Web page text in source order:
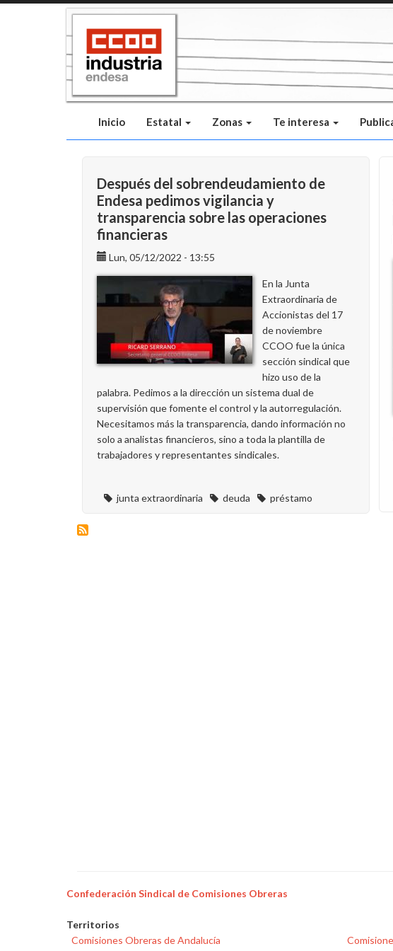
Inicio Estatal Zonas Te interesa
Después del sobrendeudamiento de
Endesa pedimos vigilancia y
transparencia sobre las operaciones
financieras
Lun, 05/12/2022 - 13:55
En la Junta
Extraordinaria de
Accionistas del 17
de noviembre
CCOO fue la única
sección sindical que
hizo uso de la
palabra. Pedimos a la dirección un sistema dual de
supervisión que fomente el control y la autorregulación.
Necesitamos más la transparencia, dando información no
solo a analistas financieros, sino a toda la plantilla de
trabajadores y representantes sindicales.
junta extraordinaria deuda préstamo
Confederación Sindical de Comisiones Obreras
Territorios
Comisiones Obreras de Andalucía